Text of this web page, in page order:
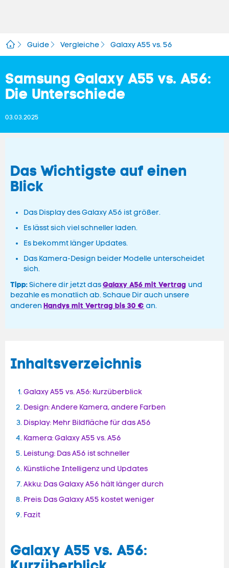
Guide Vergleiche Galaxy A55 vs. 56
Samsung Galaxy A55 vs. A56:
Die Unterschiede
03.03.2025
Das Wichtigste auf einen
Blick
Das Display des Galaxy A56 ist größer.
Es lässt sich viel schneller laden.
Es bekommt länger Updates.
Das Kamera-Design beider Modelle unterscheidet
sich.
Tipp:Sichere dir jetzt dasGalaxy A56 mit Vertrag und
bezahle es monatlich ab. Schaue Dir auch unsere
anderen Handys mit Vertrag bis 30 € an.
Inhaltsverzeichnis
Galaxy A55 vs. A56: Kurzüberblick
Design: Andere Kamera, andere Farben
Display: Mehr Bildfläche für das A56
Kamera: Galaxy A55 vs. A56
Leistung: Das A56 ist schneller
Künstliche Intelligenz und Updates
Akku: Das Galaxy A56 hält länger durch
Preis: Das Galaxy A55 kostet weniger
Fazit
Galaxy A55 vs. A56: